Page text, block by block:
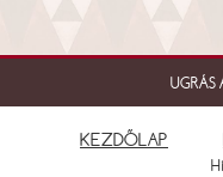
KEZDŐLAP